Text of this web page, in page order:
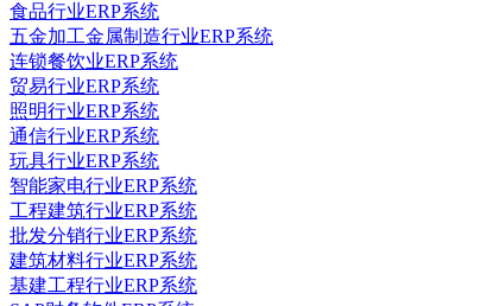
食品行业ERP系统
五金加工金属制造行业ERP系统
连锁餐饮业ERP系统
贸易行业ERP系统
照明行业ERP系统
通信行业ERP系统
玩具行业ERP系统
智能家电行业ERP系统
工程建筑行业ERP系统
批发分销行业ERP系统
建筑材料行业ERP系统
基建工程行业ERP系统